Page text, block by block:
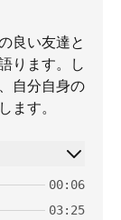
良い友達と
ります。し
自分自身の
ます。
00:06
03:25